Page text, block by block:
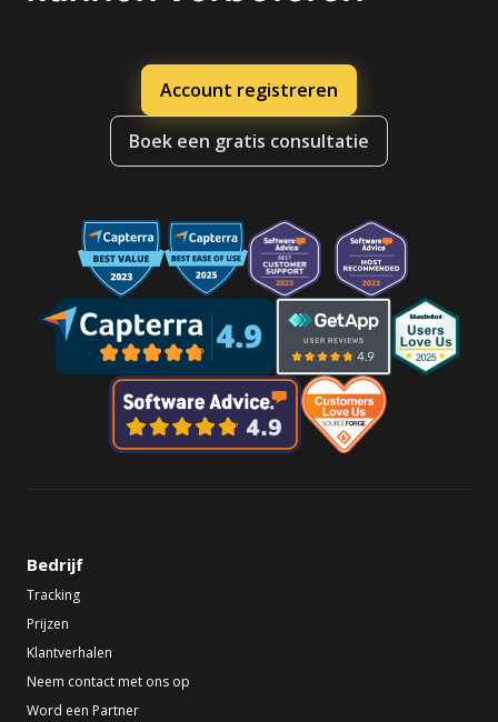
Account registreren
Boek een gratis consultatie
Bedrijf
Tracking
Prijzen
Klantverhalen
Neem contact met ons op
Word een Partner